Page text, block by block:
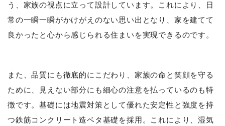
う、家族の視点に立って設計しています。これにより、日
常の一瞬一瞬がかけがえのない思い出となり、家を建てて
良かったと心から感じられる住まいを実現できるのです。
また、品質にも徹底的にこだわり、家族の命と笑顔を守る
ために、見えない部分にも細心の注意を払っているのも特
徴です。基礎には地震対策として優れた安定性と強度を持
つ鉄筋コンクリート造ベタ基礎を採用。これにより、湿気